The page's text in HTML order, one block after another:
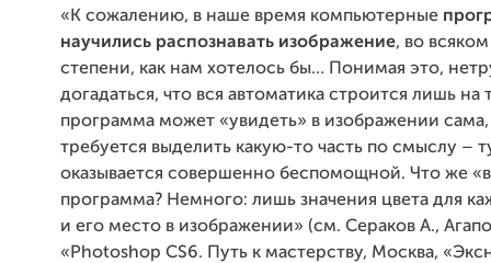
«К сожалению, в наше время компьютерные
научились распознавать изображение, во
степени, как нам хотелось бы… Понимая это,
догадаться, что вся автоматика строится лишь на
программа может «увидеть» в изображении сама,
требуется выделить какую-то часть по смыслу –
оказывается совершенно беспомощной. Что же
программа? Немного: лишь значения цвета для
и его место в изображении» (см. Сераков А.,
«Photoshop CS6. Путь к мастерству, Москва,